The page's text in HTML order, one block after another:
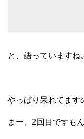
と、語っていますね。
やっぱり呆れてます
まー、2回目ですも